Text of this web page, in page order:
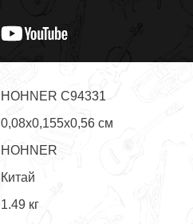
HOHNER C94331
0,08х0,155х0,56 см
HOHNER
Китай
1.49 кг